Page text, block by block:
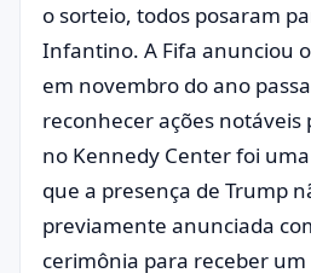
o sorteio, todos posaram
Infantino. A Fifa anunciou
em novembro do ano
reconhecer ações notáveis
no Kennedy Center foi
que a presença de Trump
previamente anunciada
cerimônia para receber